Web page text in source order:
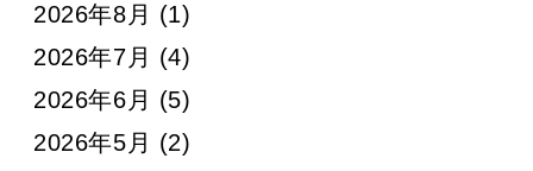
2026年8月 (1)
2026年7月 (4)
2026年6月 (5)
2026年5月 (2)